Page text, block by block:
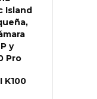
Island
y
Pro
K100